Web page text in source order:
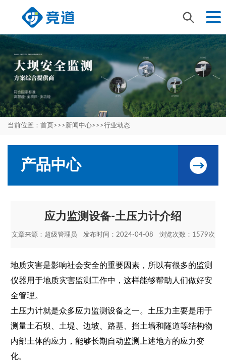
当前位置： 首页 >>>新闻中心>>>行业动态
产品中心
应力监测设备-土压力计介绍
文章来源： 超级管理员 发布时间：2024-04-08 浏览次数：1579次
地质灾害是影响社会安全的重要因素，所以有很多的监测
仪器用于地质灾害监测工作中，这样能够帮助人们做好安
全管理。
土压力计就是众多应力监测设备之一。土压力主要是用于
测量土石坝、土堤、边坡、路基、挡⼟墙和隧道等结构物
内部⼟体的应⼒，能够长期自动监测上述地方的应力变
化。